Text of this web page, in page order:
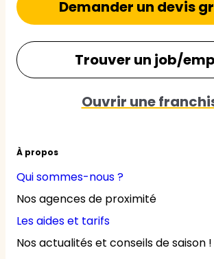
À propos
Qui sommes-nous ?
Nos agences de proximité
Les aides et tarifs
Nos actualités et conseils de saison !
Demander un devis
Trouver un job/
Ouvrir une